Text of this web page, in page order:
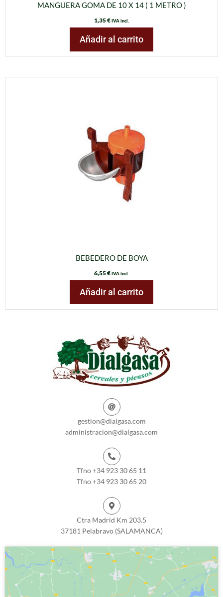
MANGUERA GOMA DE 10 X 14 ( 1 METRO )
1,35€IVA incl.
Añadir al carrito
BEBEDERO DE BOYA
6,55€IVA incl.
Añadir al carrito
gestion@dialgasa.com
administracion@dialgasa.com
Tfno +34 923 30 65 11
Tfno +34 923 30 65 20
Ctra Madrid Km 203.5
37181 Pelabravo (SALAMANCA)